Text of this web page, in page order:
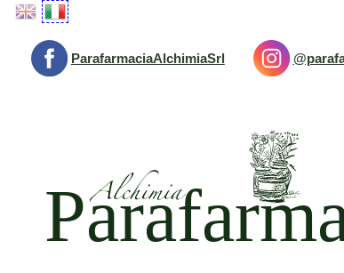
Passa
contenuto
principale
ParafarmaciaAlchimiaSrl